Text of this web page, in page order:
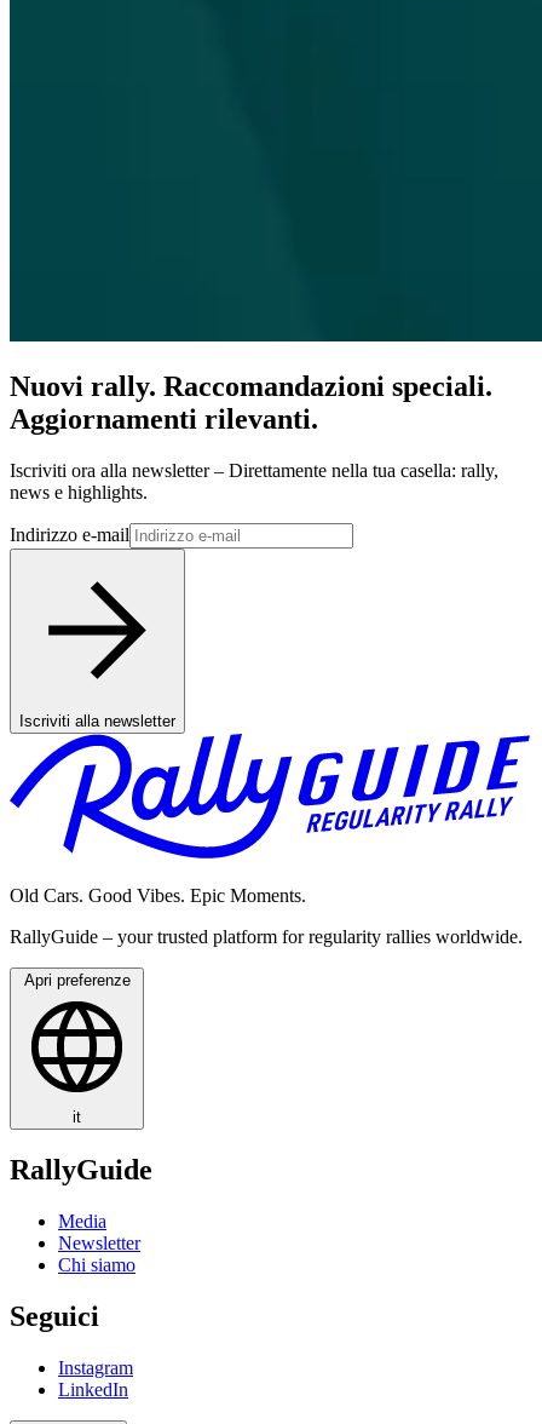
Nuovi rally. Raccomandazioni speciali.
Aggiornamenti rilevanti.
Iscriviti ora alla newsletter – Direttamente nella tua casella: rally,
news e highlights.
Indirizzo e-mail
Iscriviti alla newsletter
Old Cars. Good Vibes. Epic Moments.
RallyGuide – your trusted platform for regularity rallies worldwide.
Apri preferenze
it
RallyGuide
Media
Newsletter
Chi siamo
Seguici
Instagram
LinkedIn